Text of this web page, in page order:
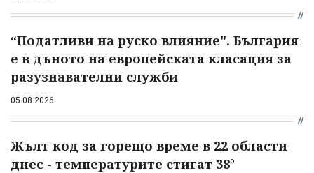
“Податливи на руско влияние". България
е в дъното на европейската класация за
разузнавателни служби
05.08.2026
Жълт код за горещо време в 22 области
днес - температурите стигат 38°